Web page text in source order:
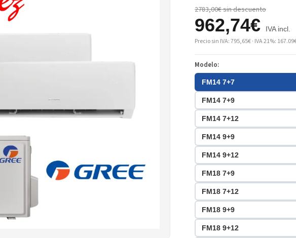
2783,00€ sin descuento
962,74€ IVA incl.
Precio sin IVA: 795,65€ · IVA 21%:
Modelo:
FM14 7+7
FM14 7+9
FM14 7+12
FM14 9+9
FM14 9+12
FM18 7+9
FM18 7+12
FM18 9+9
FM18 9+12